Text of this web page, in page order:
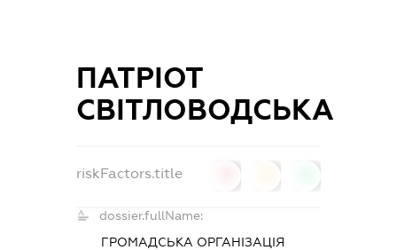
ПАТРІОТ
СВІТЛОВОДСЬКА
riskFactors.title
dossier.fullName:
ГРОМАДСЬКА ОРГАНІЗАЦІЯ